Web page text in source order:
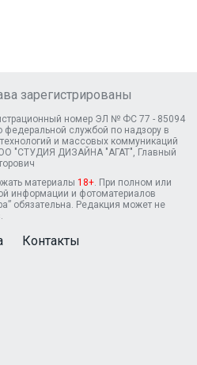
зарегистрированы
номер ЭЛ № ФС 77 - 85094
федеральной службой по надзору в
и массовых коммуникаций
"СТУДИЯ ДИЗАЙНА "АГАТ", Главный
материалы 18+. При полном или
информации и фотоматериалов
обязательна. Редакция может не
Контакты